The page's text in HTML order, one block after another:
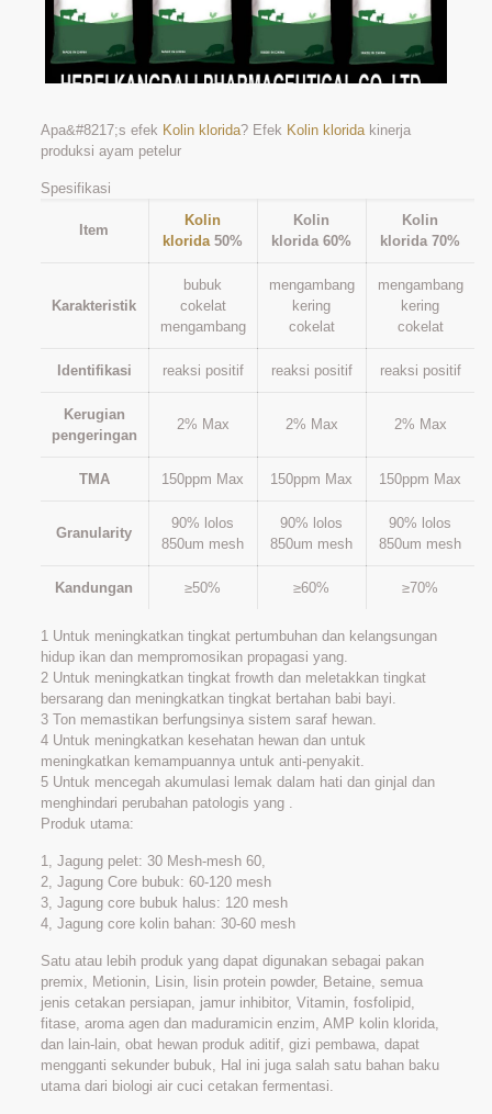
Apa&#8217;s efek Kolin klorida? Efek Kolin kloridakinerja
produksi ayam petelur
Spesifikasi
Item
Kolin
klorida50%
Kolin
klorida 60%
Kolin
klorida 70%
Karakteristik
bubuk
cokelat
mengambang
mengambang
kering
cokelat
mengambang
kering
cokelat
Identifikasi reaksi positif reaksi positif reaksi positif
Kerugian
pengeringan
2% Max 2% Max 2% Max
TMA 150ppm Max 150ppm Max 150ppm Max
Granularity
90% lolos
850um mesh
90% lolos
850um mesh
90% lolos
850um mesh
Kandungan ≥50% ≥60% ≥70%
1 Untuk meningkatkan tingkat pertumbuhan dan kelangsungan
hidup ikan dan mempromosikan propagasi yang.
2 Untuk meningkatkan tingkat frowth dan meletakkan tingkat
bersarang dan meningkatkan tingkat bertahan babi bayi.
3 Ton memastikan berfungsinya sistem saraf hewan.
4 Untuk meningkatkan kesehatan hewan dan untuk
meningkatkan kemampuannya untuk anti-penyakit.
5 Untuk mencegah akumulasi lemak dalam hati dan ginjal dan
menghindari perubahan patologis yang .
Produk utama:
1, Jagung pelet: 30 Mesh-mesh 60,
2, Jagung Core bubuk: 60-120 mesh
3, Jagung core bubuk halus: 120 mesh
4, Jagung core kolin bahan: 30-60 mesh
Satu atau lebih produk yang dapat digunakan sebagai pakan
premix, Metionin, Lisin, lisin protein powder, Betaine, semua
jenis cetakan persiapan, jamur inhibitor, Vitamin, fosfolipid,
fitase, aroma agen dan maduramicin enzim, AMP kolin klorida,
dan lain-lain, obat hewan produk aditif, gizi pembawa, dapat
mengganti sekunder bubuk, Hal ini juga salah satu bahan baku
utama dari biologi air cuci cetakan fermentasi.